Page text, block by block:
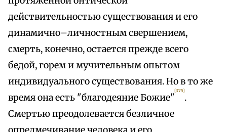
действительностью существования и его
динамично–личностным свершением,
смерть, конечно, остается прежде всего
бедой, горем и мучительным опытом
индивидуального существования. Но в то же
время она есть "благодеяние Божие"
[375]
.
Смертью преодолевается безличное